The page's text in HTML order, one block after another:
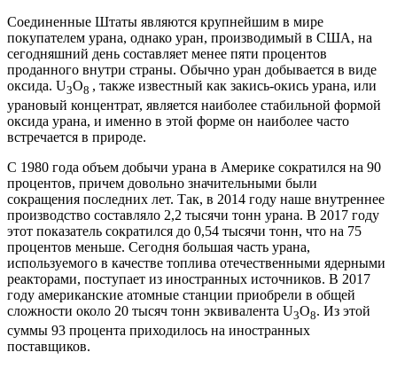
Соединенные Штаты являются крупнейшим в мире
покупателем урана, однако уран, производимый в США, на
сегодняшний день составляет менее пяти процентов
проданного внутри страны. Обычно уран добывается в виде
оксида. U3O8 , также известный как закись-окись урана, или
урановый концентрат, является наиболее стабильной формой
оксида урана, и именно в этой форме он наиболее часто
встречается в природе.
С 1980 года объем добычи урана в Америке сократился на 90
процентов, причем довольно значительными были
сокращения последних лет. Так, в 2014 году наше внутреннее
производство составляло 2,2 тысячи тонн урана. В 2017 году
этот показатель сократился до 0,54 тысячи тонн, что на 75
процентов меньше. Сегодня большая часть урана,
используемого в качестве топлива отечественными ядерными
реакторами, поступает из иностранных источников. В 2017
году американские атомные станции приобрели в общей
сложности около 20 тысяч тонн эквивалента U3O8. Из этой
суммы 93 процента приходилось на иностранных
поставщиков.